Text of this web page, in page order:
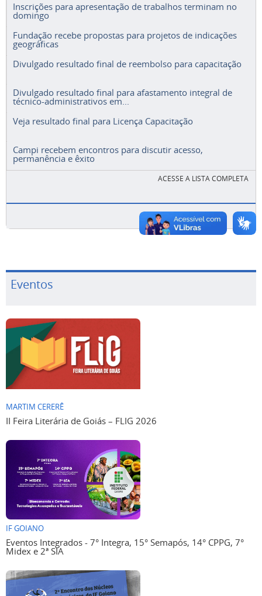
Inscrições para apresentação de trabalhos terminam no
domingo
Fundação recebe propostas para projetos de indicações
geográficas
Divulgado resultado final de reembolso para capacitação
Divulgado resultado final para afastamento integral de
técnico-administrativos em...
Veja resultado final para Licença Capacitação
Campi recebem encontros para discutir acesso,
permanência e êxito
ACESSE A LISTA COMPLETA
Eventos
MARTIM CERERÊ
II Feira Literária de Goiás – FLIG 2026
IF GOIANO
Eventos Integrados - 7° Integra, 15° Semapós, 14° CPPG, 7°
Midex e 2ª SIA